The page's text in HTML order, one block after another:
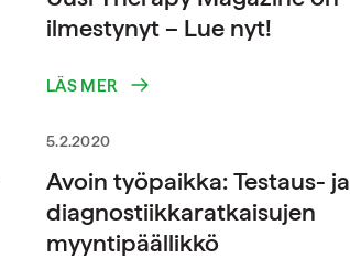
ilmestynyt – Lue nyt!
LÄS MER
5.2.2020
Avoin työpaikka: Testaus- ja
diagnostiikkaratkaisujen
myyntipäällikkö